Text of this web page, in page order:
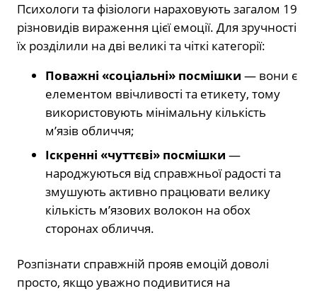
Психологи та фізіологи нараховують загалом 19
різновидів вираження цієї емоції. Для зручності
їх розділили на дві великі та чіткі категорії:
Поважні «соціальні» посмішки — вони є
елементом ввічливості та етикету, тому
використовують мінімальну кількість
м’язів обличчя;
Іскренні «чуттєві» посмішки —
народжуються від справжньої радості та
змушують активно працювати велику
кількість м’язових волокон на обох
сторонах обличчя.
Розпізнати справжній прояв емоцій доволі
просто, якщо уважно подивитися на